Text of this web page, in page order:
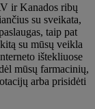
ir Kanados ribų
su sveikata,
taip pat
su mūsų veikla
ištekliuose
mūsų farmacinių,
arba prisidėti